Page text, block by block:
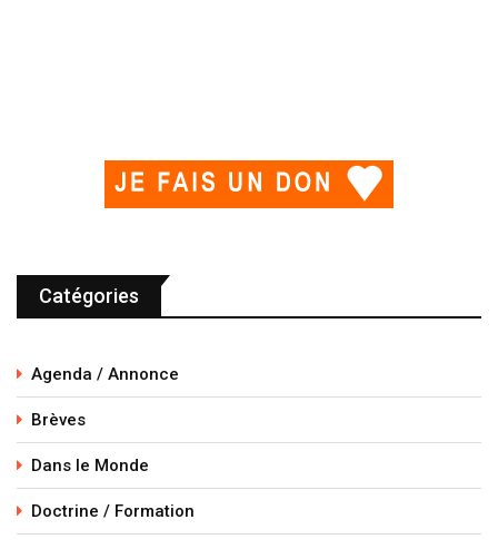
Catégories
Agenda / Annonce
Brèves
Dans le Monde
Doctrine / Formation